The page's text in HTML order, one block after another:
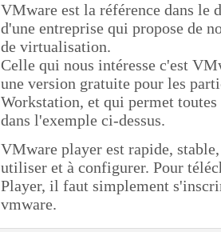
VMware est la référence dans le
d'une entreprise qui propose de
de virtualisation.
Celle qui nous intéresse c'est
une version gratuite pour les
Workstation, et qui permet
dans l'exemple ci-dessus.
VMware player est rapide,
utiliser et à configurer. Pour
Player, il faut simplement
vmware.